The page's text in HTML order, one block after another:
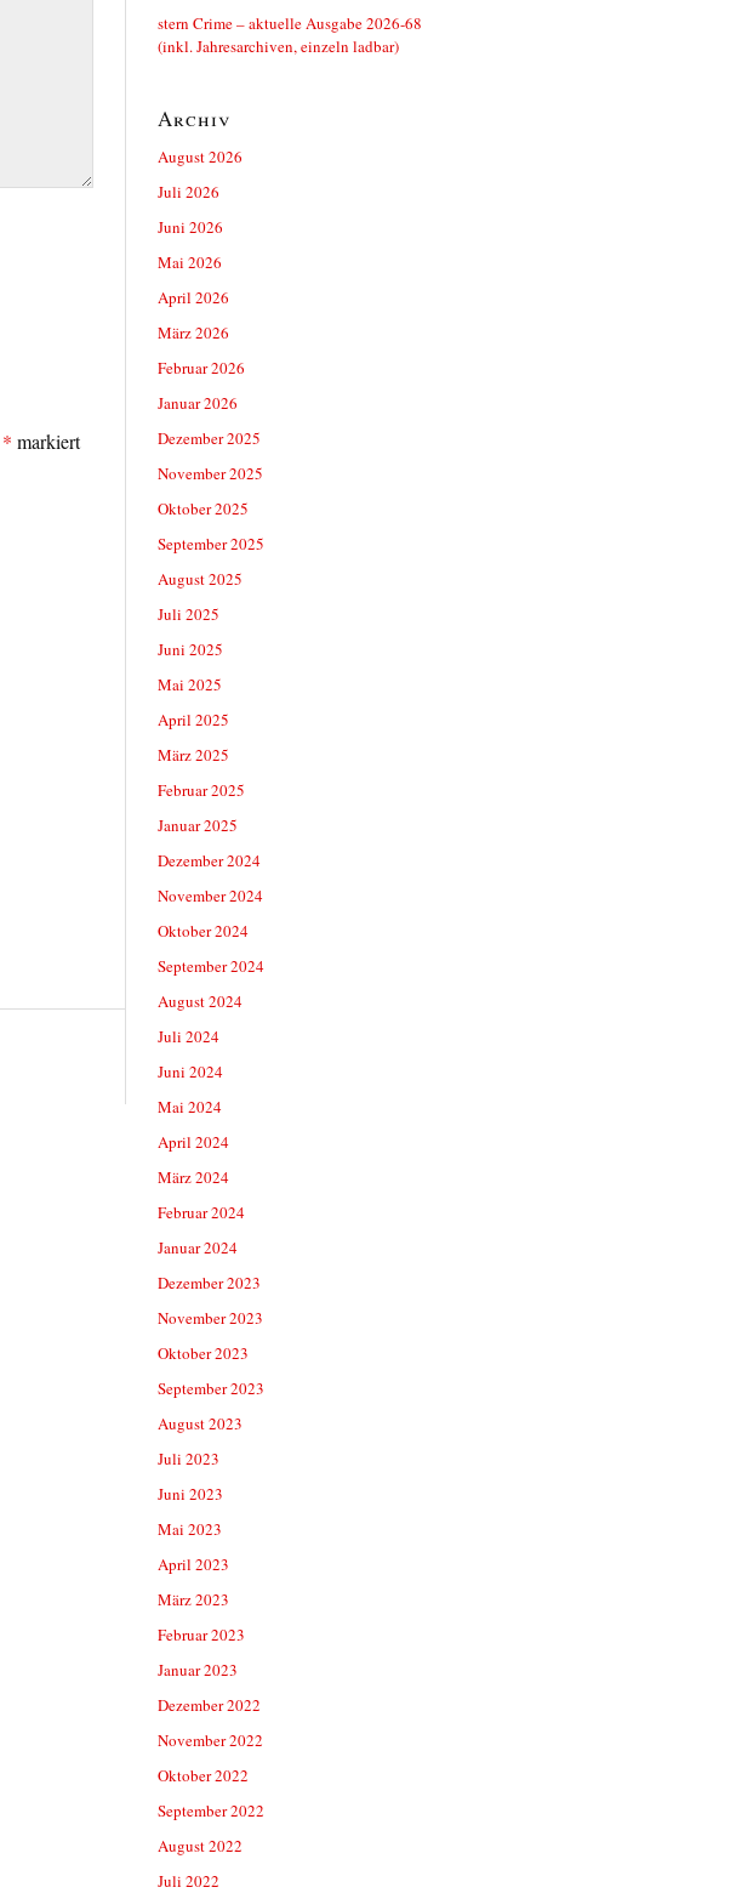
* markiert
stern Crime – aktuelle Ausgabe 2026-68
(inkl. Jahresarchiven, einzeln ladbar)
Archiv
August 2026
Juli 2026
Juni 2026
Mai 2026
April 2026
März 2026
Februar 2026
Januar 2026
Dezember 2025
November 2025
Oktober 2025
September 2025
August 2025
Juli 2025
Juni 2025
Mai 2025
April 2025
März 2025
Februar 2025
Januar 2025
Dezember 2024
November 2024
Oktober 2024
September 2024
August 2024
Juli 2024
Juni 2024
Mai 2024
April 2024
März 2024
Februar 2024
Januar 2024
Dezember 2023
November 2023
Oktober 2023
September 2023
August 2023
Juli 2023
Juni 2023
Mai 2023
April 2023
März 2023
Februar 2023
Januar 2023
Dezember 2022
November 2022
Oktober 2022
September 2022
August 2022
Juli 2022